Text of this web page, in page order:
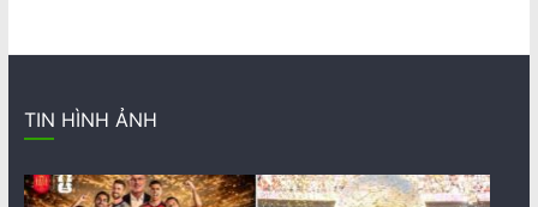
TIN HÌNH ẢNH